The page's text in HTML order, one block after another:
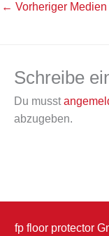
← Vorheriger Medien
Schreibe
Du musst
abzugeben.
fp floor protector